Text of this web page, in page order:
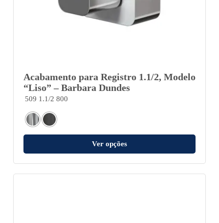
Acabamento para Registro 1.1/2, Modelo
“Liso” – Barbara Dundes
509 1.1/2 800
Ver opções